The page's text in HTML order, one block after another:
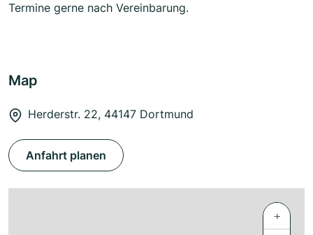
Termine gerne nach Vereinbarung.
Map
Herderstr. 22, 44147 Dortmund
Anfahrt planen
+